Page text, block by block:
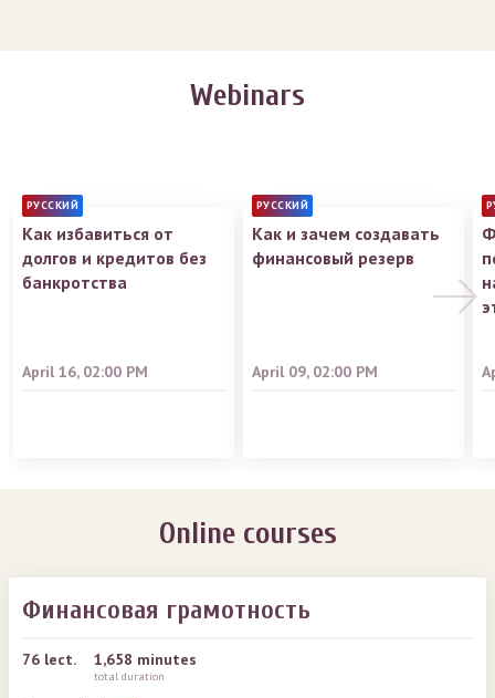
Webinars
РУССКИЙ
Как избавиться от
долгов и кредитов без
банкротства
April 16, 02:00 PM
РУССКИЙ
Как и зачем создавать
финансовый резерв
April 09, 02:00 PM
Online courses
Финансовая грамотность
76 lect. 1,658 minutes
total duration